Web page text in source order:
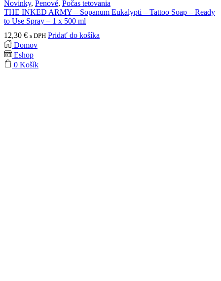
Novinky, Penové, Počas tetovania
THE INKED ARMY – Sopanum Eukalypti – Tattoo Soap – Ready
to Use Spray – 1 x 500 ml
12,30 € s DPH Pridať do košíka
Domov
Eshop
0 Košík